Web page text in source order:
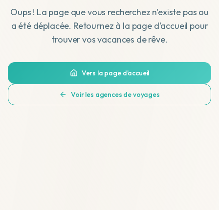
Oups ! La page que vous recherchez n'existe pas ou
a été déplacée. Retournez à la page d'accueil pour
trouver vos vacances de rêve.
Vers la page d'accueil
Voir les agences de voyages